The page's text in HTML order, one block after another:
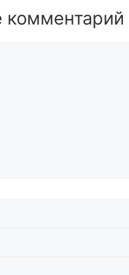
комментарий